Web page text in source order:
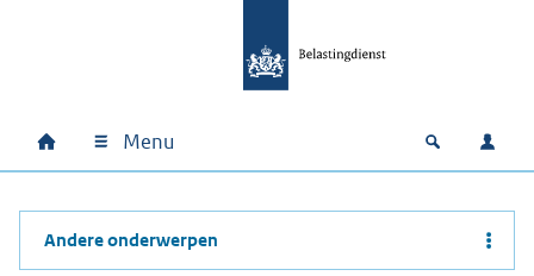
Hoofdnavigatie
Home Menu Open
Andere onderwerpen